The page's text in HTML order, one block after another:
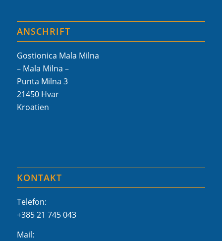
ANSCHRIFT
Gostionica Mala Milna
– Mala Milna –
Punta Milna 3
21450 Hvar
Kroatien
KONTAKT
Telefon:
+385 21 745 043
Mail: